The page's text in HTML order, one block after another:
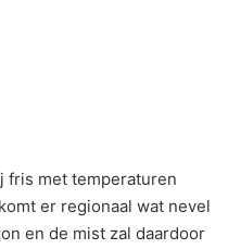
fris met temperaturen
er regionaal wat nevel
en de mist zal daardoor